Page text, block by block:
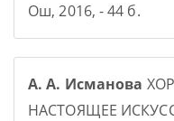
Ош, 2016, - 44 б.
А. А. Исманова
НАСТОЯЩЕЕ